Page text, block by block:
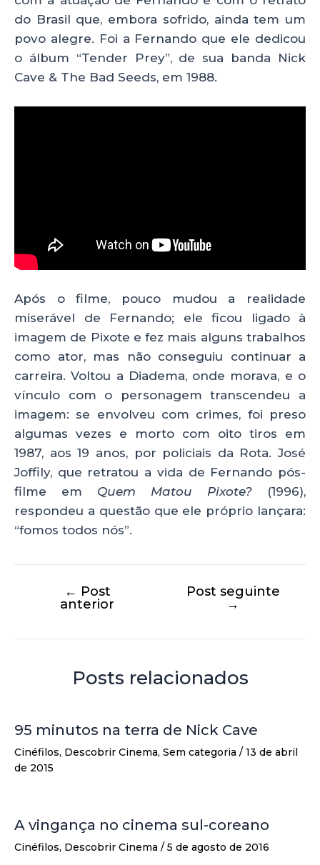
do Brasil que, embora sofrido, ainda tem um
povo alegre. Foi a Fernando que ele dedicou
o álbum “Tender Prey”, de sua banda Nick
Cave & The Bad Seeds, em 1988.
Após o filme, pouco mudou a realidade
miserável de Fernando; ele ficou ligado à
imagem de Pixote e fez mais alguns trabalhos
como ator, mas não conseguiu continuar a
carreira. Voltou a Diadema, onde morava, e o
vínculo com o personagem transcendeu a
imagem: se envolveu com crimes, foi preso
algumas vezes e morto com oito tiros em
1987, aos 19 anos, por policiais da Rota. José
Joffily, que retratou a vida de Fernando pós-
filme em Quem Matou Pixote? (1996),
respondeu a questão que ele próprio lançara:
“fomos todos nós”.
← Post
anterior
Post seguinte
→
Posts relacionados
95 minutos na terra de Nick Cave
Cinéfilos, Descobrir Cinema, Sem categoria / 13 de abril
de 2015
A vingança no cinema sul-coreano
Cinéfilos, Descobrir Cinema / 5 de agosto de 2016